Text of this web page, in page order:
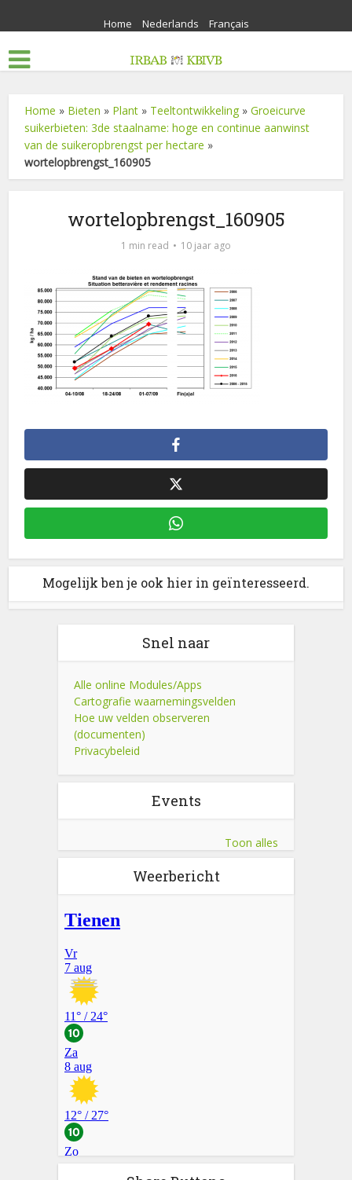
Home Nederlands Français
Home » Bieten » Plant » Teeltontwikkeling »Groeicurve
suikerbieten: 3de staalname: hoge en continue aanwinst
van de suikeropbrengst per hectare »
wortelopbrengst_160905
wortelopbrengst_160905
1 min read 10 jaar ago
Mogelijk ben je ook hier in geïnteresseerd.
Snel naar
Alle online Modules/Apps
Cartografie waarnemingsvelden
Hoe uw velden observeren
(documenten)
Privacybeleid
Events
Toon alles
Weerbericht